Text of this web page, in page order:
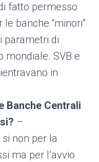
fatto permesso
banche “minori”
parametri di
mondiale. SVB e
in
Banche Centrali
–
non per la
ma per l’avvio